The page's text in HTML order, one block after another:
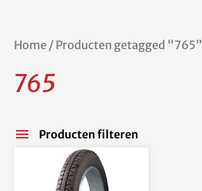
Home/ Producten getagged “765”
765
Producten filteren